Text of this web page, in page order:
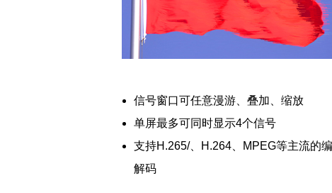
信号窗口可任意漫游、叠加、缩放
单屏最多可同时显示4个信号
支持H.265/、H.264、MPEG等主流的
解码